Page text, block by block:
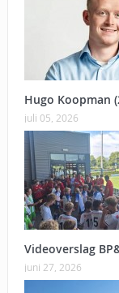
Hugo Koopman
juli 05, 2026
Videoverslag
juni 27, 2026